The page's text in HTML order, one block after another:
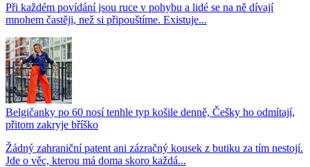
Při každém povídání jsou ruce v pohybu a lidé se na ně dívají
mnohem častěji, než si připouštíme. Existuje...
Belgičanky po 60 nosí tenhle typ košile denně, Češky ho odmítají,
přitom zakryje bříško
Žádný zahraniční patent ani zázračný kousek z butiku za tím nestojí.
Jde o věc, kterou má doma skoro každá...